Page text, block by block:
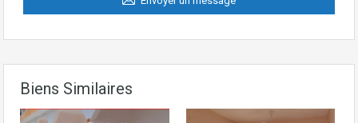
Biens Similaires